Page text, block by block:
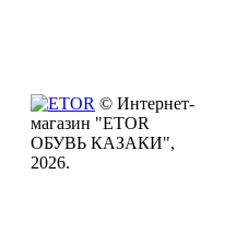
© Интернет-
магазин "ETOR
ОБУВЬ КАЗАКИ",
2026.